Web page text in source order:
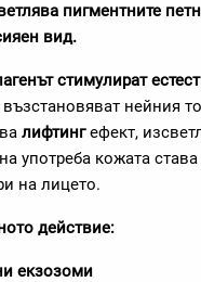
пигментните
вид.
стимулират
възстановяват нейния
лифтингефект,
употреба кожата
на лицето.
действие:
екзозоми